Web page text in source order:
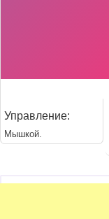
Управление:
Мышкой.